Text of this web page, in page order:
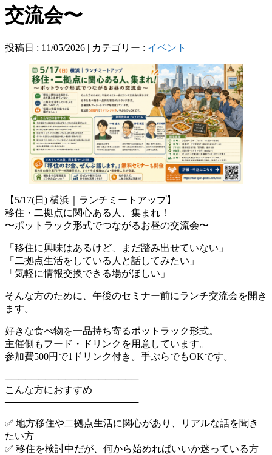
交流会〜
投稿日 : 11/05/2026 | カテゴリー : イベント
【5/17(日) 横浜｜ランチミートアップ】
移住・二拠点に関心ある人、集まれ！
〜ポットラック形式でつながるお昼の交流会〜
「移住に興味はあるけど、まだ踏み出せていない」
「二拠点生活をしている人と話してみたい」
「気軽に情報交換できる場がほしい」
そんな方のために、午後のセミナー前にランチ交流会を開き
ます。
好きな食べ物を一品持ち寄るポットラック形式。
主催側もフード・ドリンクを用意しています。
参加費500円で1ドリンク付き。手ぶらでもOKです。
────────────────────
こんな方におすすめ
────────────────────
✅ 地方移住や二拠点生活に関心があり、リアルな話を聞き
たい方
✅ 移住を検討中だが、何から始めればいいか迷っている方